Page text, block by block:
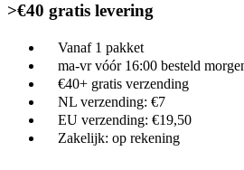
>€40 gratis levering
Vanaf 1 pakket
ma-vr vóór 16:00 besteld
€40+ gratis verzending
NL verzending: €7
EU verzending: €19,50
Zakelijk: op rekening